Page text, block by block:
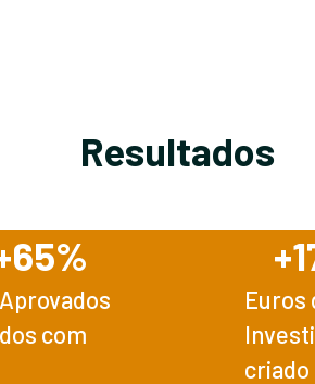
Resultados
com
65%
Euros
criado
+